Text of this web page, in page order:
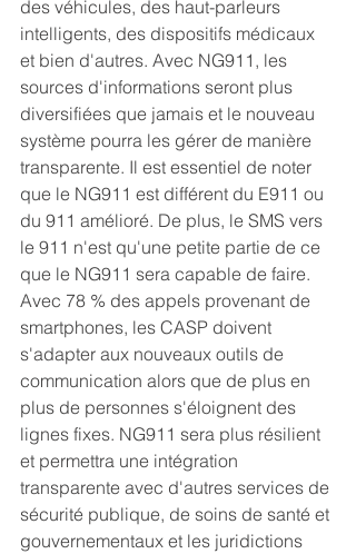
des véhicules, des haut-parleurs
intelligents, des dispositifs médicaux
et bien d'autres. Avec NG911, les
sources d'informations seront plus
diversifiées que jamais et le nouveau
système pourra les gérer de manière
transparente. Il est essentiel de noter
que le NG911 est différent du E911 ou
du 911 amélioré. De plus, le SMS vers
le 911 n'est qu'une petite partie de ce
que le NG911 sera capable de faire.
Avec 78 % des appels provenant de
smartphones, les CASP doivent
s'adapter aux nouveaux outils de
communication alors que de plus en
plus de personnes s'éloignent des
lignes fixes. NG911 sera plus résilient
et permettra une intégration
transparente avec d'autres services de
sécurité publique, de soins de santé et
gouvernementaux et les juridictions